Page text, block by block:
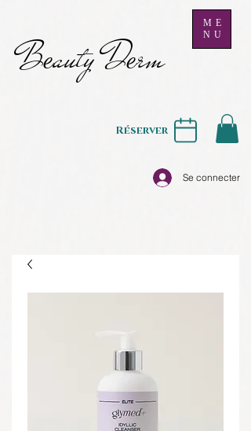
Beauty Derm
ME
NU
Se connecter
Réserver